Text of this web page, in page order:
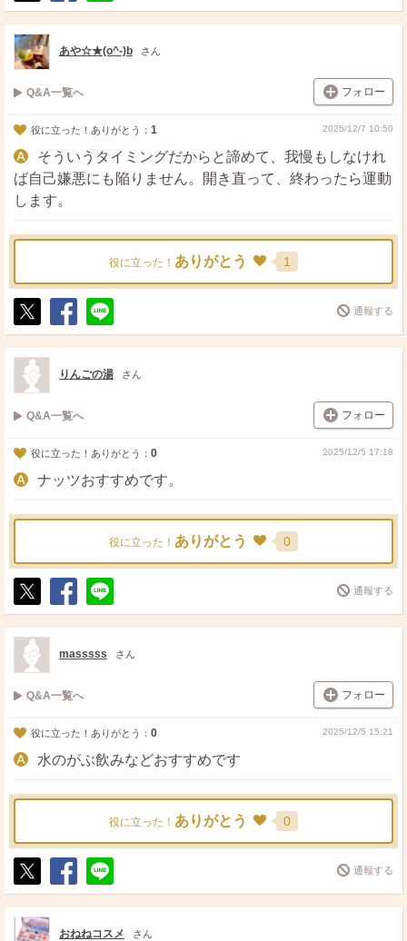
ポ
ス
ト
シ
ェ
送
る
あや☆★(o^-)b さん
Q&A一覧へ フォロー
役に立った！ありがとう： 1 2025/12/7 10:50
そういうタイミングだからと諦めて、我慢もしなけれ
ば自己嫌悪にも陥りません。開き直って、終わったら運動
します。
役に立った！ ありがとう 1
ポ
ス
ト
シ
ェ
送
る
通報する
りんごの湯 さん
Q&A一覧へ フォロー
役に立った！ありがとう： 0 2025/12/5 17:18
ナッツおすすめです。
役に立った！ ありがとう 0
ポ
ス
ト
シ
ェ
送
る
通報する
masssss さん
Q&A一覧へ フォロー
役に立った！ありがとう： 0 2025/12/5 15:21
水のがぶ飲みなどおすすめです
役に立った！ ありがとう 0
ポ
ス
ト
シ
ェ
送
る
通報する
おねねコスメ さん